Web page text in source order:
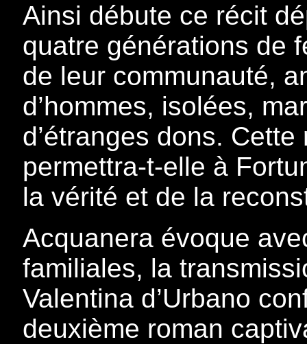
Ainsi débute ce récit
quatre générations de
de leur communauté,
d’hommes, isolées,
d’étranges dons.
permettra-t-elle à
la vérité et de la
Acquanera évoque
familiales, la
Valentina d’Urbano
deuxième roman